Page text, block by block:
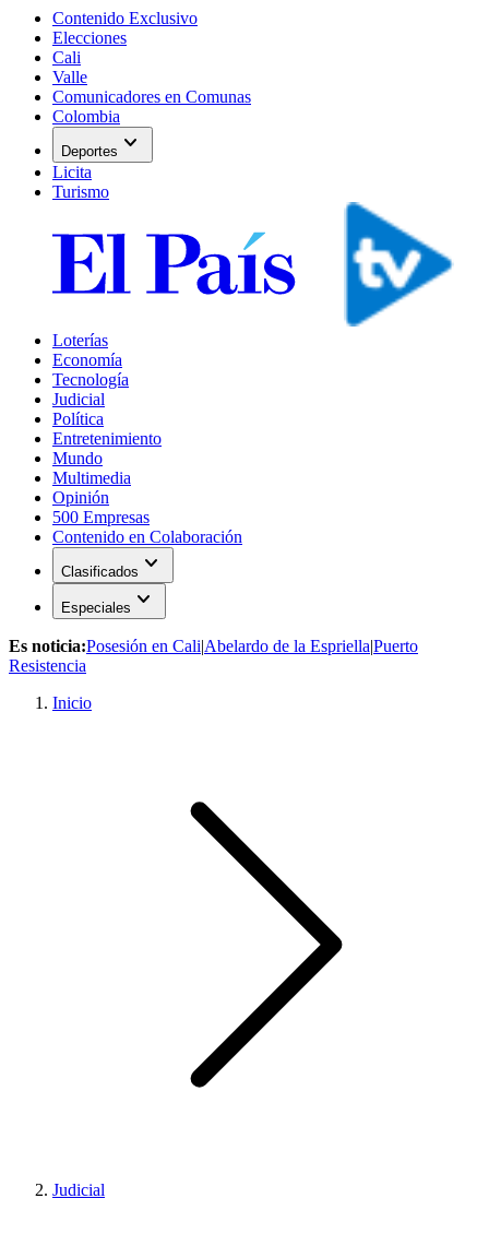
Contenido Exclusivo
Elecciones
Cali
Valle
Comunicadores en Comunas
Colombia
Deportes expand_more
Licita
Turismo
Loterías
Economía
Tecnología
Judicial
Política
Entretenimiento
Mundo
Multimedia
Opinión
500 Empresas
Contenido en Colaboración
Clasificados expand_more
Especiales expand_more
Es noticia:Posesión en Cali|Abelardo de la Espriella|Puerto
Resistencia
Inicio
Judicial